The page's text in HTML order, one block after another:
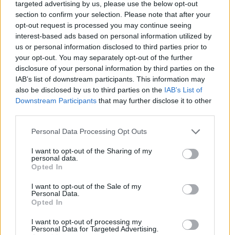
targeted advertising by us, please use the below opt-out
section to confirm your selection. Please note that after your
opt-out request is processed you may continue seeing
interest-based ads based on personal information utilized by
us or personal information disclosed to third parties prior to
your opt-out. You may separately opt-out of the further
disclosure of your personal information by third parties on the
IAB’s list of downstream participants. This information may
also be disclosed by us to third parties on the IAB’s List of
Downstream Participants that may further disclose it to other
Please note that this website/app uses one or more Google
not limited to your visit or usage behaviour. You may click to
grant or deny consent to Google and its third-party tags to
use your data for below specified purposes in below Google
consent section.
Personal Data Processing Opt Outs
I want to opt-out of the Sharing of my
personal data.
Opted In
I want to opt-out of the Sale of my
Personal Data.
Opted In
I want to opt-out of processing my
Personal Data for Targeted Advertising.
Bár Koszovó az első félidőben jól játszott, végül
nem sikerült ellenállnia Magyarországnak a lefújásig.
Az első játékrészben jobb esélyeik voltak a
gólszerzésre, mint a hazaiaknak.A második
félidőben Koszovó gyengén teljesített, a vereség
pedig elkerülhetetlen volt" - vélekedett a
mérkőzésről akoha.net.
"Szerintem nagyon jól kezdtük a mérkőzést, de úgy
gondolom, hogy a második félidőben hibát hibára
halmoztunk. Jó felkészülési meccs volt, hiszem, hogy
az edző a jövőben kevesebb hibát fog látni, és
remélem, hogy jobbak leszünk. Úgy gondolom, hogy
az edző minden játékost látott, és lesznek is újak,
lesz. De addig sok munka vár ránk, sokat kell
fejlődnünk" - olvasható a